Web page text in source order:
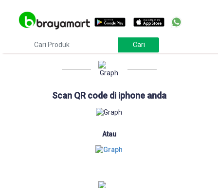
Download
Scan QR code di iphone anda
Atau